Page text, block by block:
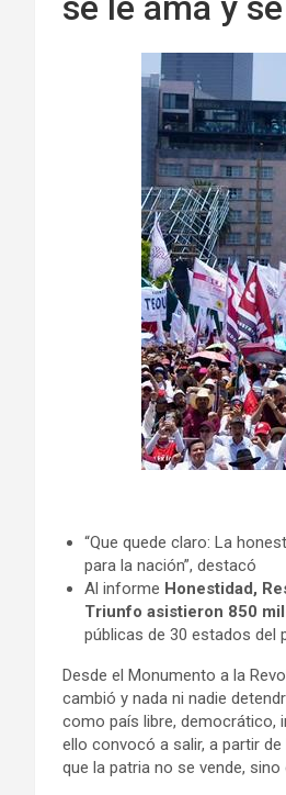
“Que quede claro: La
para la nación”, destacó
Al informe Honestidad,
Triunfo asistieron 850
públicas de 30 estados del
Desde el Monumento a la
cambió y nada ni nadie
como país libre, democrático,
ello convocó a salir, a partir
que la patria no se vende,